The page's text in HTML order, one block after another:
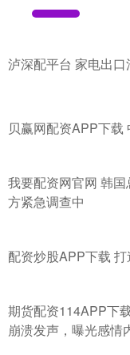
泸深配平台 家电出口
贝赢网配资APP下载
我要配资网官网 韩
方紧急调查中
配资炒股APP下载
期货配资114APP下
崩溃发声，曝光感情